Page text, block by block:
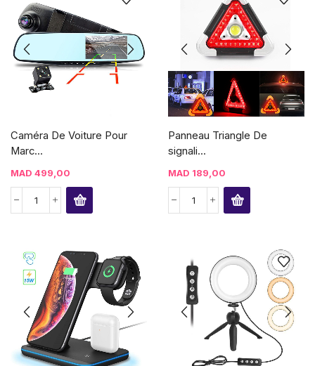
Caméra De Voiture Pour
Marc...
MAD 499,00
Panneau Triangle De
signali...
MAD 189,00